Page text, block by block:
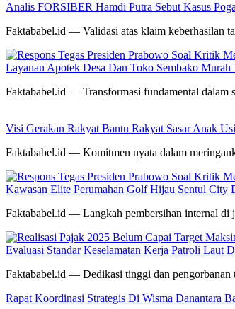
Analis FORSIBER Hamdi Putra Sebut Kasus
Faktababel.id — Validasi atas klaim keberhasilan
Layanan Apotek Desa Dan Toko Sembako
Faktababel.id — Transformasi fundamental dalam
Visi Gerakan Rakyat Bantu Rakyat Sasar Anak
Faktababel.id — Komitmen nyata dalam
Kawasan Elite Perumahan Golf Hijau Sentul City
Faktababel.id — Langkah pembersihan internal di
Evaluasi Standar Keselamatan Kerja Patroli Laut
Faktababel.id — Dedikasi tinggi dan pengorbanan
Rapat Koordinasi Strategis Di Wisma Danantara